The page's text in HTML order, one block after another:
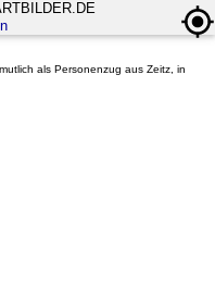
als Personenzug aus Zeitz, in